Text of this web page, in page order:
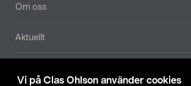
Vi på Clas Ohlson använder cookies
Om oss
Aktuellt